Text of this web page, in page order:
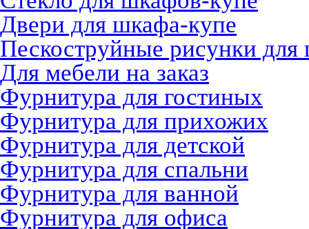
Двери для шкафа-купе
Пескоструйные рисунки
Для мебели на заказ
Фурнитура для гостиных
Фурнитура для прихожих
Фурнитура для детской
Фурнитура для спальни
Фурнитура для ванной
Фурнитура для офиса